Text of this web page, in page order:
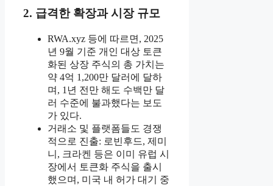
2. 급격한 확장과 시장 규모
RWA.xyz 등에 따르면, 2025
년 9월 기준 개인 대상 토큰
화된 상장 주식의 총 가치는
약 4억 1,200만 달러에 달하
며, 1년 전만 해도 수백만 달
러 수준에 불과했다는 보도
가 있다.
거래소 및 플랫폼들도 경쟁
적으로 진출: 로빈후드, 제미
니, 크라켄 등은 이미 유럽 시
장에서 토큰화 주식을 출시
했으며, 미국 내 허가 대기 중